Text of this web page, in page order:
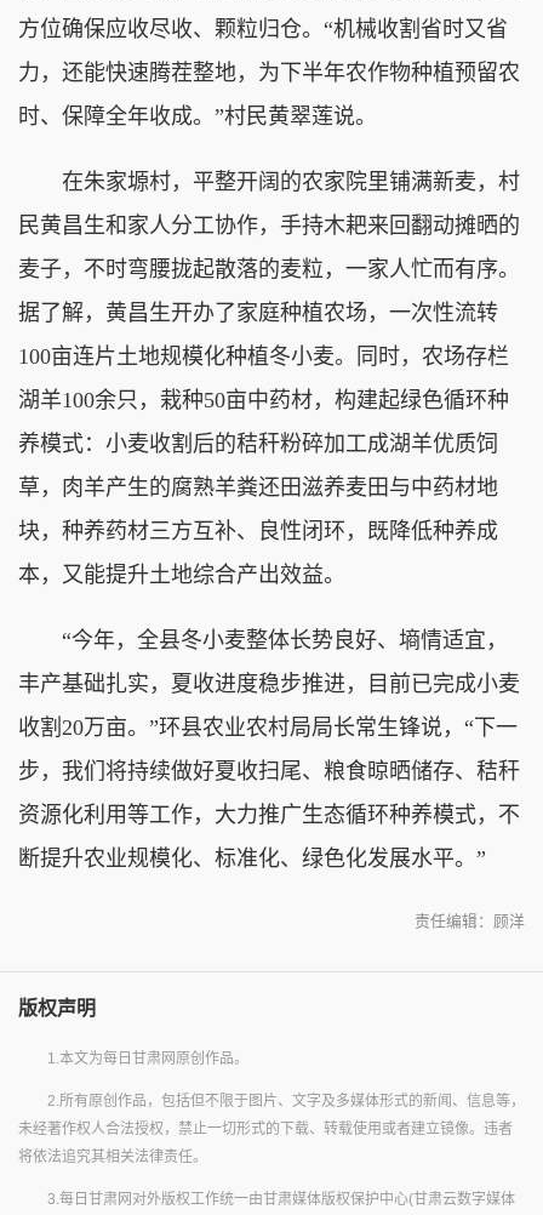
方位确保应收尽收、颗粒归仓。“机械收割省时又省
力，还能快速腾茬整地，为下半年农作物种植预留农
时、保障全年收成。”村民黄翠莲说。
在朱家塬村，平整开阔的农家院里铺满新麦，村
民黄昌生和家人分工协作，手持木耙来回翻动摊晒的
麦子，不时弯腰拢起散落的麦粒，一家人忙而有序。
据了解，黄昌生开办了家庭种植农场，一次性流转
100亩连片土地规模化种植冬小麦。同时，农场存栏
湖羊100余只，栽种50亩中药材，构建起绿色循环种
养模式：小麦收割后的秸秆粉碎加工成湖羊优质饲
草，肉羊产生的腐熟羊粪还田滋养麦田与中药材地
块，种养药材三方互补、良性闭环，既降低种养成
本，又能提升土地综合产出效益。
“今年，全县冬小麦整体长势良好、墒情适宜，
丰产基础扎实，夏收进度稳步推进，目前已完成小麦
收割20万亩。”环县农业农村局局长常生锋说，“下一
步，我们将持续做好夏收扫尾、粮食晾晒储存、秸秆
资源化利用等工作，大力推广生态循环种养模式，不
断提升农业规模化、标准化、绿色化发展水平。”
责任编辑：顾洋
版权声明
1.本文为每日甘肃网原创作品。
2.所有原创作品，包括但不限于图片、文字及多媒体形式的新闻、信息等，
未经著作权人合法授权，禁止一切形式的下载、转载使用或者建立镜像。违者
将依法追究其相关法律责任。
3.每日甘肃网对外版权工作统一由甘肃媒体版权保护中心(甘肃云数字媒体